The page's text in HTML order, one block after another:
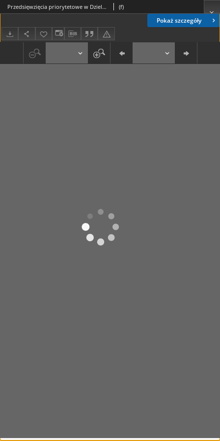
Pokaż szczegóły
Przedsięwzięcia priorytetowe w Dzielnicy w roku 2009 (f)